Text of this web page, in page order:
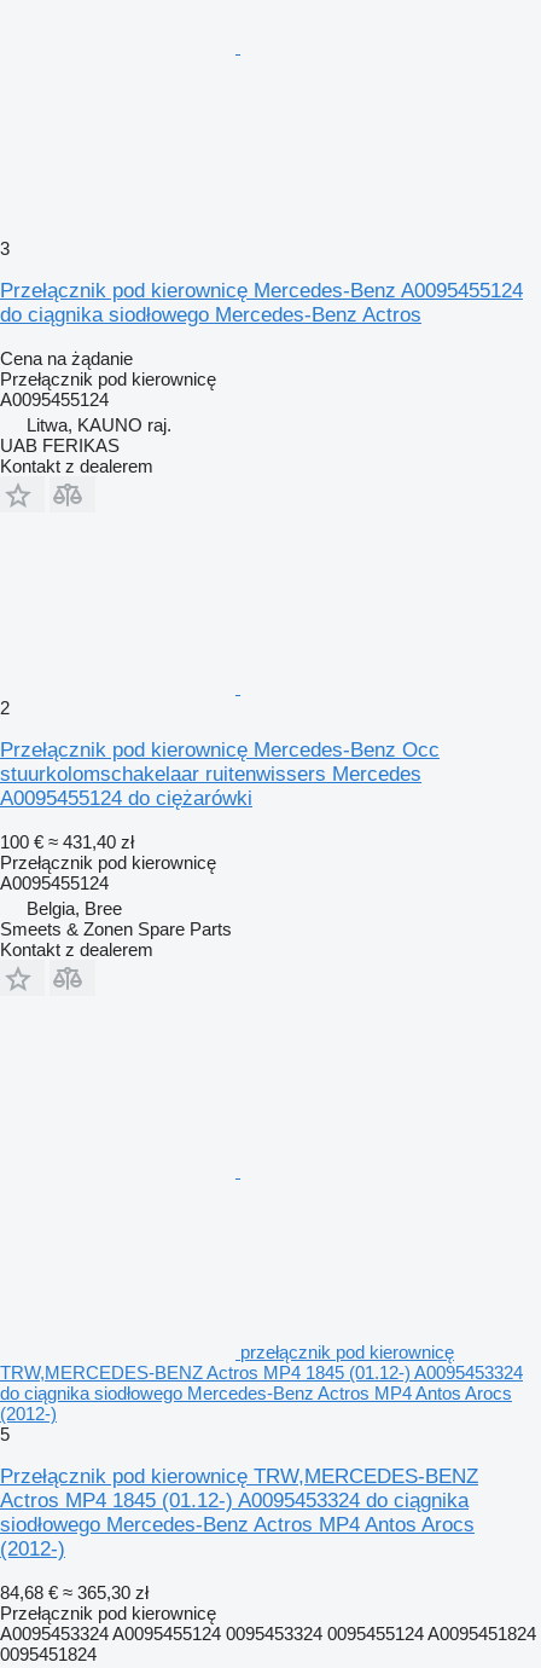
3
Przełącznik pod kierownicę Mercedes-Benz A0095455124
do ciągnika siodłowego Mercedes-Benz Actros
Cena na żądanie
Przełącznik pod kierownicę
A0095455124
Litwa, KAUNO raj.
UAB FERIKAS
Kontakt z dealerem
2
Przełącznik pod kierownicę Mercedes-Benz Occ
stuurkolomschakelaar ruitenwissers Mercedes
A0095455124 do ciężarówki
100 € ≈ 431,40 zł
Przełącznik pod kierownicę
A0095455124
Belgia, Bree
Smeets & Zonen Spare Parts
Kontakt z dealerem
przełącznik pod kierownicę
TRW,MERCEDES-BENZ Actros MP4 1845 (01.12-) A0095453324
do ciągnika siodłowego Mercedes-Benz Actros MP4 Antos Arocs
(2012-)
5
Przełącznik pod kierownicę TRW,MERCEDES-BENZ
Actros MP4 1845 (01.12-) A0095453324 do ciągnika
siodłowego Mercedes-Benz Actros MP4 Antos Arocs
(2012-)
84,68 € ≈ 365,30 zł
Przełącznik pod kierownicę
A0095453324 A0095455124 0095453324 0095455124 A0095451824
0095451824